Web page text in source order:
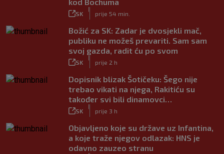
SK prije 54 min.
Božić za SK: Zadar je dvosjekli mač,
publiku ne možeš prevariti. Sam sam
svoj gazda, radit ću po svom
SK prije 2 h
Dopisnik blizak Šotičeku: Šego nije
trebao vikati na njega, Rakitiću su
također svi bili dinamovci…
SK prije 3 h
Objavljeno koje su države uz Infantina,
a koje traže njegov odlazak: HNS je
odavno zauzeo stranu